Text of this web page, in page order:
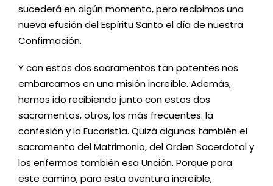
sucederá en algún momento, pero recibimos una
nueva efusión del Espíritu Santo el día de nuestra
Confirmación.
Y con estos dos sacramentos tan potentes nos
embarcamos en una misión increíble. Además,
hemos ido recibiendo junto con estos dos
sacramentos, otros, los más frecuentes: la
confesión y la Eucaristía. Quizá algunos también el
sacramento del Matrimonio, del Orden Sacerdotal y
los enfermos también esa Unción. Porque para
este camino, para esta aventura increíble,